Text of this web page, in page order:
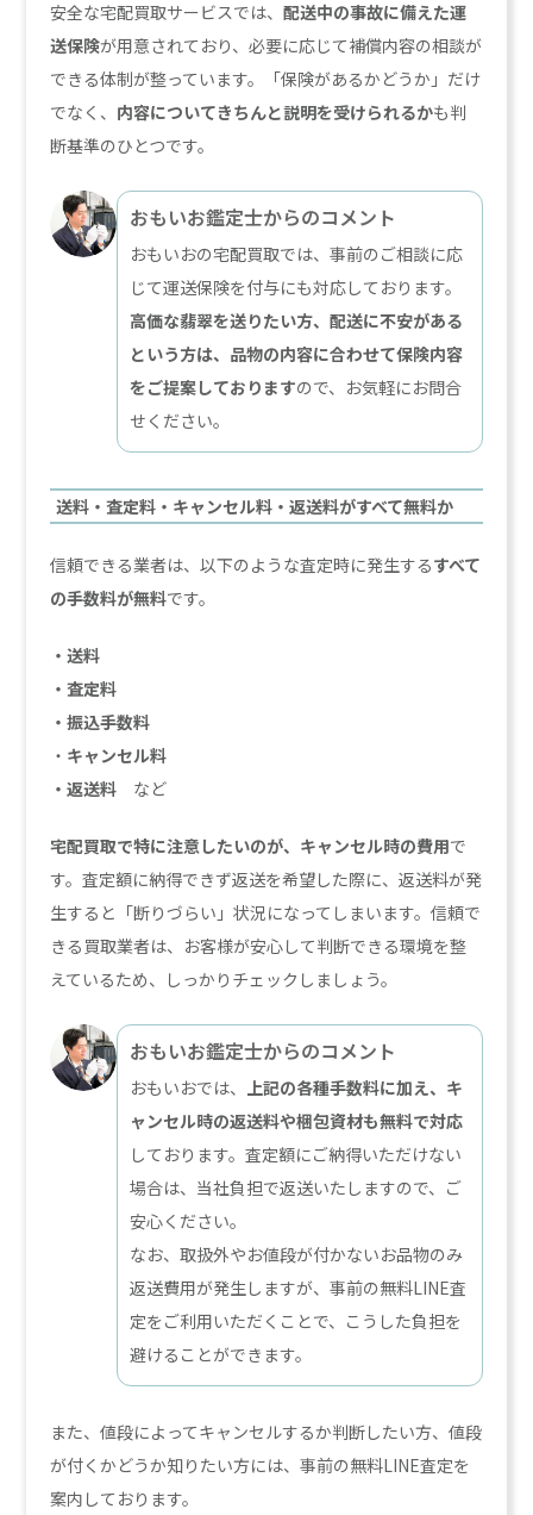
安全な宅配買取サービスでは、配送中の事故に備えた運
送保険が用意されており、必要に応じて補償内容の相談が
できる体制が整っています。「保険があるかどうか」だけ
でなく、 内容についてきちんと説明を受けられるかも判
断基準のひとつです。
おもいお鑑定士からのコメント
おもいおの宅配買取では、事前のご相談に応
じて運送保険を付与にも対応しております。
高価な翡翠を送りたい方、配送に不安がある
という方は、品物の内容に合わせて保険内容
をご提案しておりますので、お気軽にお問合
せください。
送料・査定料・キャンセル料・返送料がすべて無料か
信頼できる業者は、以下のような査定時に発生するすべて
の手数料が無料です。
・送料
・査定料
・振込手数料
・ キャンセル料
・返送料 など
宅配買取で特に注意したいのが、キャンセル時の費用で
す。査定額に納得できず返送を希望した際に、返送料が発
生すると「断りづらい」状況になってしまいます。信頼で
きる買取業者は、お客様が安心して判断できる環境を整
えているため、しっかりチェックしましょう。
おもいお鑑定士からのコメント
おもいおでは、
上記の各種手数料に加え、キ
ャンセル時の返送料や梱包資材も無料で対応
しております。査定額にご納得いただけない
場合は、当社負担で返送いたしますので、ご
安心ください。
なお、取扱外やお値段が付かないお品物のみ
返送費用が発生しますが、事前の無料LINE査
定をご利用いただくことで、こうした負担を
避けることができます。
また、値段によってキャンセルするか判断したい方、値段
が付くかどうか知りたい方には、事前の無料LINE査定を
案内しております。